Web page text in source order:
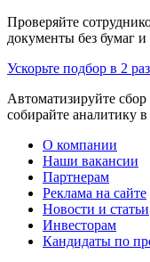
Проверяйте
документы без бумаг
Ускорьте подбор в 2
Автоматизируйте сбор
собирайте аналитику
О компании
Наши вакансии
Партнерам
Реклама на сайте
Новости и статьи
Инвесторам
Кандидаты по